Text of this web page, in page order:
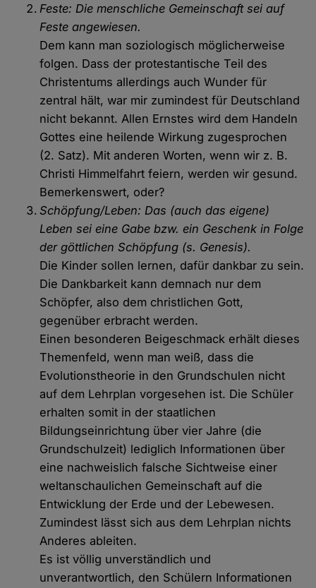
Feste: Die menschliche Gemeinschaft sei auf
Feste angewiesen.
Dem kann man soziologisch möglicherweise
folgen. Dass der protestantische Teil des
Christentums allerdings auch Wunder für
zentral hält, war mir zumindest für Deutschland
nicht bekannt. Allen Ernstes wird dem Handeln
Gottes eine heilende Wirkung zugesprochen
(2. Satz). Mit anderen Worten, wenn wir z. B.
Christi Himmelfahrt feiern, werden wir gesund.
Bemerkenswert, oder?
Schöpfung/Leben: Das (auch das eigene)
Leben sei eine Gabe bzw. ein Geschenk in Folge
der göttlichen Schöpfung (s. Genesis).
Die Kinder sollen lernen, dafür dankbar zu sein.
Die Dankbarkeit kann demnach nur dem
Schöpfer, also dem christlichen Gott,
gegenüber erbracht werden.
Einen besonderen Beigeschmack erhält dieses
Themenfeld, wenn man weiß, dass die
Evolutionstheorie in den Grundschulen nicht
auf dem Lehrplan vorgesehen ist. Die Schüler
erhalten somit in der staatlichen
Bildungseinrichtung über vier Jahre (die
Grundschulzeit) lediglich Informationen über
eine nachweislich falsche Sichtweise einer
weltanschaulichen Gemeinschaft auf die
Entwicklung der Erde und der Lebewesen.
Zumindest lässt sich aus dem Lehrplan nichts
Anderes ableiten.
Es ist völlig unverständlich und
unverantwortlich, den Schülern Informationen